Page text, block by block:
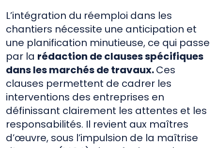
L’intégration du réemploi dans les
chantiers nécessite une anticipation et
une planification minutieuse, ce qui passe
par la rédaction de clauses spécifiques
dans les marchés de travaux.Ces
clauses permettent de cadrer les
interventions des entreprises en
définissant clairement les attentes et les
responsabilités. Il revient aux maîtres
d’œuvre, sous l’impulsion de la maîtrise